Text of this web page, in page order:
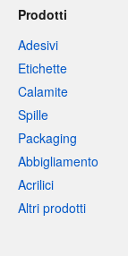
Prodotti
Adesivi
Etichette
Calamite
Spille
Packaging
Abbigliamento
Acrilici
Altri prodotti